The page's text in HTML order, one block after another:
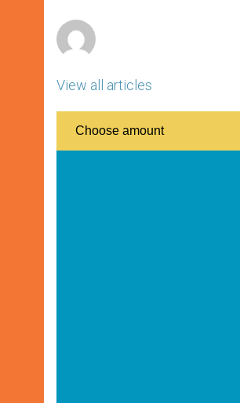
View all articles